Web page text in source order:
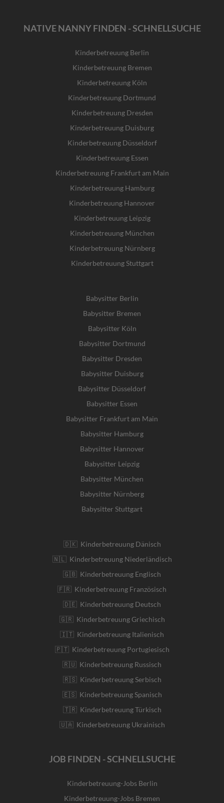
NATIVE NANNY FINDEN - SCHNELLSUCHE
Kinderbetreuung Berlin
Kinderbetreuung Bremen
Kinderbetreuung Köln
Kinderbetreuung Dortmund
Kinderbetreuung Dresden
Kinderbetreuung Duisburg
Kinderbetreuung Düsseldorf
Kinderbetreuung Essen
Kinderbetreuung Frankfurt am Main
Kinderbetreuung Hamburg
Kinderbetreuung Hannover
Kinderbetreuung Leipzig
Kinderbetreuung München
Kinderbetreuung Nürnberg
Kinderbetreuung Stuttgart
Babysitter Berlin
Babysitter Bremen
Babysitter Köln
Babysitter Dortmund
Babysitter Dresden
Babysitter Duisburg
Babysitter Düsseldorf
Babysitter Essen
Babysitter Frankfurt am Main
Babysitter Hamburg
Babysitter Hannover
Babysitter Leipzig
Babysitter München
Babysitter Nürnberg
Babysitter Stuttgart
🇩🇰 Kinderbetreuung Dänisch
🇳🇱 Kinderbetreuung Niederländisch
🇬🇧 Kinderbetreuung Englisch
🇫🇷 Kinderbetreuung Französisch
🇩🇪 Kinderbetreuung Deutsch
🇬🇷 Kinderbetreuung Griechisch
🇮🇹 Kinderbetreuung Italienisch
🇵🇹 Kinderbetreuung Portugiesisch
🇷🇺 Kinderbetreuung Russisch
🇷🇸 Kinderbetreuung Serbisch
🇪🇸 Kinderbetreuung Spanisch
🇹🇷 Kinderbetreuung Türkisch
🇺🇦 Kinderbetreuung Ukrainisch
JOB FINDEN - SCHNELLSUCHE
Kinderbetreuung-Jobs Berlin
Kinderbetreuung-Jobs Bremen